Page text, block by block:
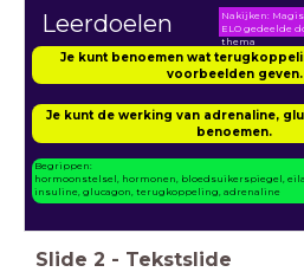
Leerdoelen
Je kunt benoemen wat
voorbeelden geven.
Begrippen:
hormoonstelsel, hormonen, bloedsuikerspiegel,
insuline, glucagon, terugkoppeling, adrenaline
Je kunt de werking van adrenaline,
benoemen.
Nakijken:
ELO gedeelde
thema
Slide 2 - Tekstslide